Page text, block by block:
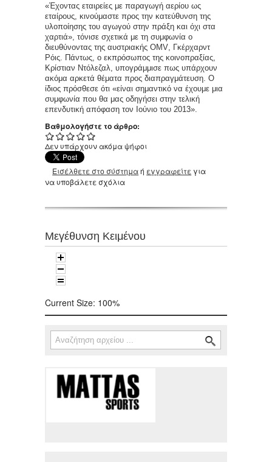
«Έχοντας εταιρείες με παραγωγή αερίου ως
εταίρους, κινούμαστε προς την κατεύθυνση της
υλοποίησης του αγωγού στην πράξη και όχι στα
χαρτιά», τόνισε σχετικά με τη συμφωνία ο
διευθύνοντας της αυστριακής OMV , Γκέρχαρντ
Ρόις. Πάντως, ο εκπρόσωπος της κοινοπραξίας,
Κρίστιαν Ντόλεζαλ, υπογράμμισε πως υπάρχουν
ακόμα αρκετά θέματα προς διαπραγμάτευση. Ο
ίδιος πρόσθεσε ότι «είναι σημαντικό να έχουμε μια
συμφωνία που θα μας οδηγήσει στην τελική
επενδυτική απόφαση τον Ιούνιο του 2013».
Βαθμολογήστε το άρθρο:
Δεν υπάρχουν ακόμα ψήφοι
Εισέλθετε στο σύστημαή εγγραφείτε για
να υποβάλετε σχόλια
Μεγέθυνση Κειμένου
Current Size: 100%
Φόρμα αναζήτησης
Αναζήτηση